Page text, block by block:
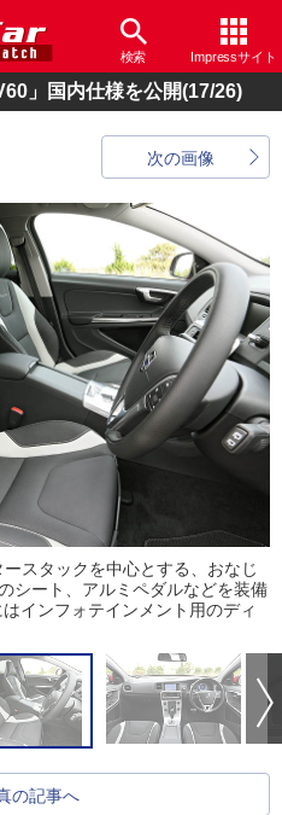
検索 Impressサイト
」国内仕様を公開(17/26)
次の画像
スタックを中心とする、おなじ
シート、アルミペダルなどを装備
インフォテインメント用のディ
の記事へ